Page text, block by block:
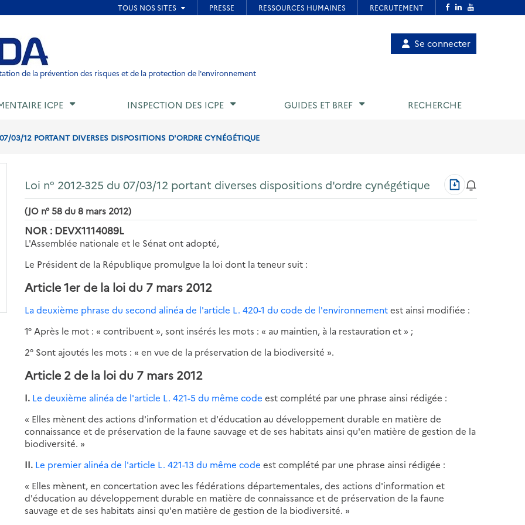
de page
de la prévention des risques et de la protection de l'environnement
Menu
utilisateur
Se connecter
ICPE INSPECTION DES ICPE GUIDES ET BREF RECHERCHE
03/12 PORTANT DIVERSES DISPOSITIONS D'ORDRE CYNÉGÉTIQUE
Loi n° 2012-325 du 07/03/12 portant diverses dispositions d'ordre cynégétique
Télécharger
au
PDF
(JO n° 58 du 8 mars 2012)
NOR : DEVX1114089L
L'Assemblée nationale et le Sénat ont adopté,
Le Président de la République promulgue la loi dont la teneur suit :
Article 1er de la loi du 7 mars 2012
La deuxième phrase du second alinéa de l'article L. 420-1 du code de l'environnementest ainsi modifiée :
1° Après le mot : « contribuent », sont insérés les mots : « au maintien, à la restauration et » ;
2° Sont ajoutés les mots : « en vue de la préservation de la biodiversité ».
Article 2 de la loi du 7 mars 2012
I. Le deuxième alinéa de l'article L. 421-5 du même code est complété par une phrase ainsi rédigée :
« Elles mènent des actions d'information et d'éducation au développement durable en matière de
connaissance et de préservation de la faune sauvage et de ses habitats ainsi qu'en matière de gestion de la
biodiversité. »
II. Le premier alinéa de l'article L. 421-13 du même code est complété par une phrase ainsi rédigée :
« Elles mènent, en concertation avec les fédérations départementales, des actions d'information et
d'éducation au développement durable en matière de connaissance et de préservation de la faune
sauvage et de ses habitats ainsi qu'en matière de gestion de la biodiversité. »